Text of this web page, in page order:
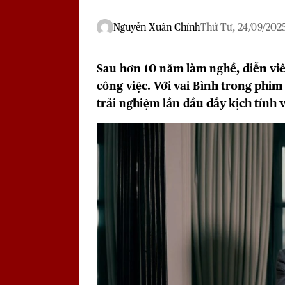
Nguyễn Xuân ChínhThứ Tư, 24/09/
Sau hơn 10 năm làm nghề, diễn
công việc. Với vai Bình trong
trải nghiệm lần đầu đầy kịch tính